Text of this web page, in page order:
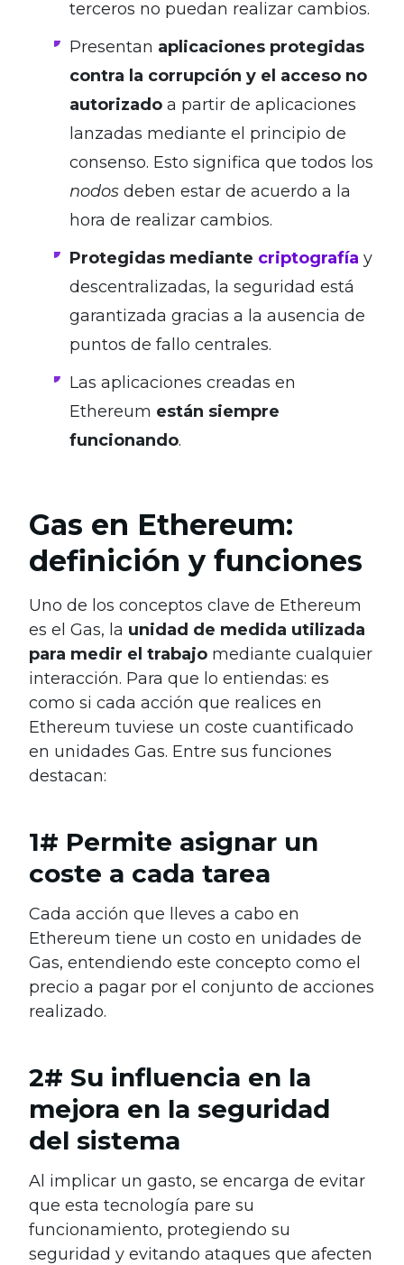
terceros no puedan realizar cambios.
Presentan aplicaciones protegidas
contra la corrupción y el acceso no
autorizado a partir de aplicaciones
lanzadas mediante el principio de
consenso. Esto significa que todos los
nodos deben estar de acuerdo a la
hora de realizar cambios.
Protegidas mediante criptografía y
descentralizadas, la seguridad está
garantizada gracias a la ausencia de
puntos de fallo centrales.
Las aplicaciones creadas en
Ethereum están siempre
funcionando.
Gas en Ethereum:
definición y funciones
Uno de los conceptos clave de Ethereum
es el Gas, la unidad de medida utilizada
para medir el trabajo mediante cualquier
interacción. Para que lo entiendas: es
como si cada acción que realices en
Ethereum tuviese un coste cuantificado
en unidades Gas. Entre sus funciones
destacan:
1# Permite asignar un
coste a cada tarea
Cada acción que lleves a cabo en
Ethereum tiene un costo en unidades de
Gas, entendiendo este concepto como el
precio a pagar por el conjunto de acciones
realizado.
2# Su influencia en la
mejora en la seguridad
del sistema
Al implicar un gasto, se encarga de evitar
que esta tecnología pare su
funcionamiento, protegiendo su
seguridad y evitando ataques que afecten